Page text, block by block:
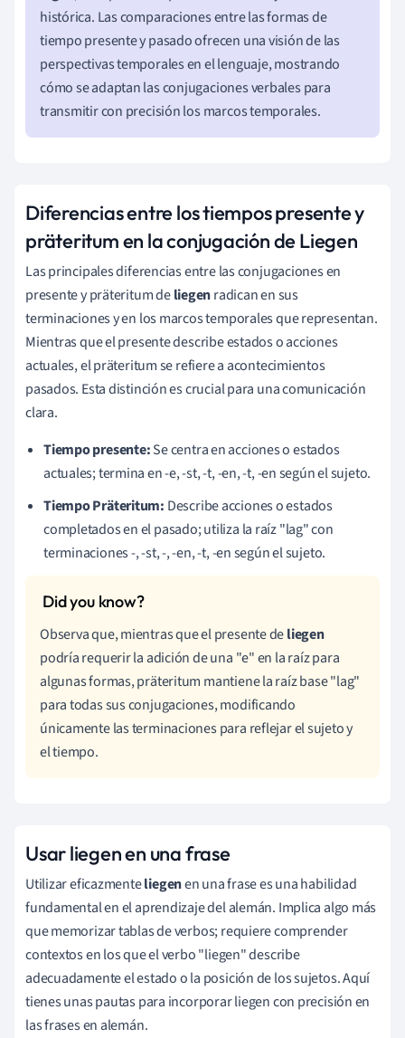
histórica. Las comparaciones entre las formas de
tiempo presente y pasado ofrecen una visión de las
perspectivas temporales en el lenguaje, mostrando
cómo se adaptan las conjugaciones verbales para
transmitir con precisión los marcos temporales.
Diferencias entre los tiempos presente y
präteritum en la conjugación de Liegen
Las principales diferencias entre las conjugaciones en
presente y präteritum deliegenradican en sus
terminaciones y en los marcos temporales que representan.
Mientras que el presente describe estados o acciones
actuales, el präteritum se refiere a acontecimientos
pasados. Esta distinción es crucial para una comunicación
clara.
Tiempo presente:Se centra en acciones o estados
actuales; termina en -e, -st, -t, -en, -t, -en según el sujeto.
Tiempo Präteritum: Describe acciones o estados
completados en el pasado; utiliza la raíz "lag" con
terminaciones -, -st, -, -en, -t, -en según el sujeto.
Observa que, mientras que el presente deliegen
podría requerir la adición de una "e" en la raíz para
algunas formas, präteritum mantiene la raíz base "lag"
para todas sus conjugaciones, modificando
únicamente las terminaciones para reflejar el sujeto y
el tiempo.
Usar liegen en una frase
Utilizar eficazmenteliegenen una frase es una habilidad
fundamental en el aprendizaje del alemán. Implica algo más
que memorizar tablas de verbos; requiere comprender
contextos en los que el verbo "liegen" describe
adecuadamente el estado o la posición de los sujetos. Aquí
tienes unas pautas para incorporar liegen con precisión en
las frases en alemán.